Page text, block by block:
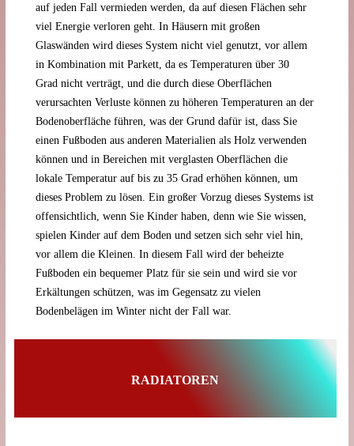
auf jeden Fall vermieden werden, da auf diesen Flächen sehr
viel Energie verloren geht. In Häusern mit großen
Glaswänden wird dieses System nicht viel genutzt, vor allem
in Kombination mit Parkett, da es Temperaturen über 30
Grad nicht verträgt, und die durch diese Oberflächen
verursachten Verluste können zu höheren Temperaturen an der
Bodenoberfläche führen, was der Grund dafür ist, dass Sie
einen Fußboden aus anderen Materialien als Holz verwenden
können und in Bereichen mit verglasten Oberflächen die
lokale Temperatur auf bis zu 35 Grad erhöhen können, um
dieses Problem zu lösen. Ein großer Vorzug dieses Systems ist
offensichtlich, wenn Sie Kinder haben, denn wie Sie wissen,
spielen Kinder auf dem Boden und setzen sich sehr viel hin,
vor allem die Kleinen. In diesem Fall wird der beheizte
Fußboden ein bequemer Platz für sie sein und wird sie vor
Erkältungen schützen, was im Gegensatz zu vielen
Bodenbelägen im Winter nicht der Fall war.
RADIATOREN